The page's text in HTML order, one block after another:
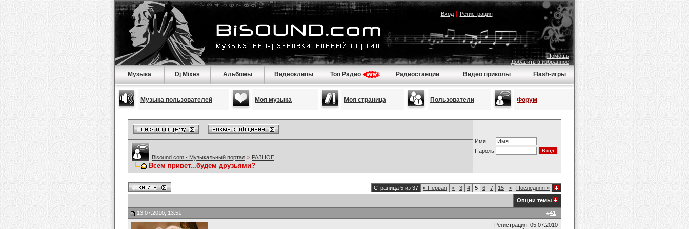
Вход| Регистрация
Помощь
Добавить в избранное
Музыка Dj Mixes Альбомы Видеоклипы Топ Радио Радиостанции Видео приколы Flash-игры
Музыка пользователей Моя музыка Моя страница Пользователи Форум
Имя
Пароль
Bisound.com - Музыкальный портал > РАЗНОЕ
Всем привет...будем друзьями?
Страница 5 из 37 « Первая < 3 4 5 6 7 15 > Последняя »
Опции темы
#41
13.07.2010, 13:51
Регистрация: 05.07.2010